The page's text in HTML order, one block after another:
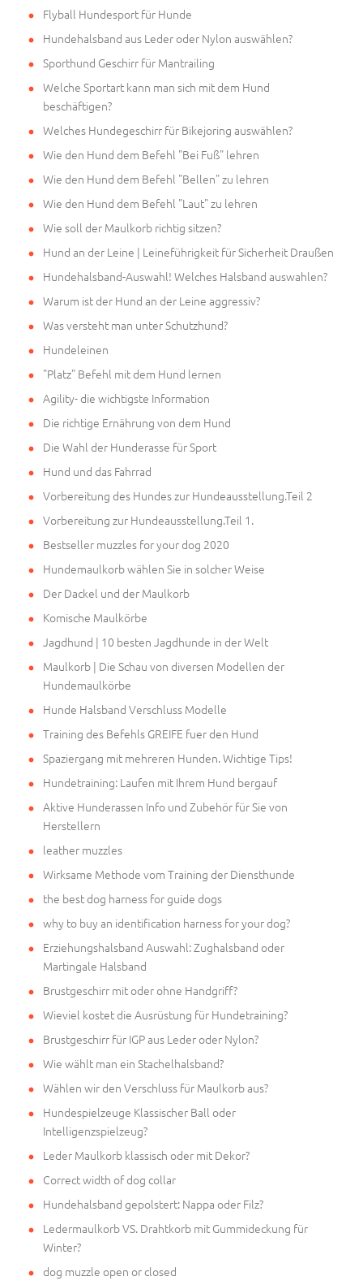
Flyball Hundesport für Hunde
Hundehalsband aus Leder oder Nylon auswählen?
Sporthund Geschirr für Mantrailing
Welche Sportart kann man sich mit dem Hund
beschäftigen?
Welches Hundegeschirr für Bikejoring auswählen?
Wie den Hund dem Befehl "Bei Fuß" lehren
Wie den Hund dem Befehl "Bellen" zu lehren
Wie den Hund dem Befehl "Laut" zu lehren
Wie soll der Maulkorb richtig sitzen?
Hund an der Leine | Leineführigkeit für Sicherheit Draußen
Hundehalsband-Auswahl! Welches Halsband auswahlen?
Warum ist der Hund an der Leine aggressiv?
Was versteht man unter Schutzhund?
Hundeleinen
"Platz" Befehl mit dem Hund lernen
Agility- die wichtigste Information
Die richtige Ernährung von dem Hund
Die Wahl der Hunderasse für Sport
Hund und das Fahrrad
Vorbereitung des Hundes zur Hundeausstellung.Teil 2
Vorbereitung zur Hundeausstellung.Teil 1.
Bestseller muzzles for your dog 2020
Hundemaulkorb wählen Sie in solcher Weise
Der Dackel und der Maulkorb
Komische Maulkörbe
Jagdhund | 10 besten Jagdhunde in der Welt
Maulkorb | Die Schau von diversen Modellen der
Hundemaulkörbe
Hunde Halsband Verschluss Modelle
Training des Befehls GREIFE fuer den Hund
Spaziergang mit mehreren Hunden. Wichtige Tips!
Hundetraining: Laufen mit Ihrem Hund bergauf
Aktive Hunderassen Info und Zubehör für Sie von
Herstellern
leather muzzles
Wirksame Methode vom Training der Diensthunde
the best dog harness for guide dogs
why to buy an identification harness for your dog?
Erziehungshalsband Auswahl: Zughalsband oder
Martingale Halsband
Brustgeschirr mit oder ohne Handgriff?
Wieviel kostet die Ausrüstung für Hundetraining?
Brustgeschirr für IGP aus Leder oder Nylon?
Wie wählt man ein Stachelhalsband?
Wählen wir den Verschluss für Maulkorb aus?
Hundespielzeuge Klassischer Ball oder
Intelligenzspielzeug?
Leder Maulkorb klassisch oder mit Dekor?
Correct width of dog collar
Hundehalsband gepolstert: Nappa oder Filz?
Ledermaulkorb VS. Drahtkorb mit Gummideckung für
Winter?
dog muzzle open or closed